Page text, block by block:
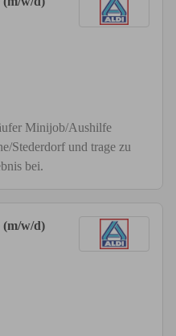
Minijob/Aushilfe
Stederdorf und trage zu
bei.
w/d)